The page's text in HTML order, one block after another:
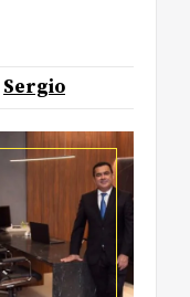
Sergio